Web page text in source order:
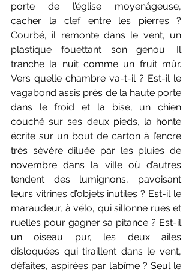
porte de l’église moyenâgeuse,
cacher la clef entre les pierres ?
Courbé, il remonte dans le vent, un
plastique fouettant son genou. Il
tranche la nuit comme un fruit mûr.
Vers quelle chambre va-t-il ? Est-il le
vagabond assis près de la haute porte
dans le froid et la bise, un chien
couché sur ses deux pieds, la honte
écrite sur un bout de carton à l’encre
très sévère diluée par les pluies de
novembre dans la ville où d’autres
tendent des lumignons, pavoisant
leurs vitrines d’objets inutiles ? Est-il le
maraudeur, à vélo, qui sillonne rues et
ruelles pour gagner sa pitance ? Est-il
un oiseau pur, les deux ailes
disloquées qui tiraillent dans le vent,
défaites, aspirées par l’abîme ? Seul le